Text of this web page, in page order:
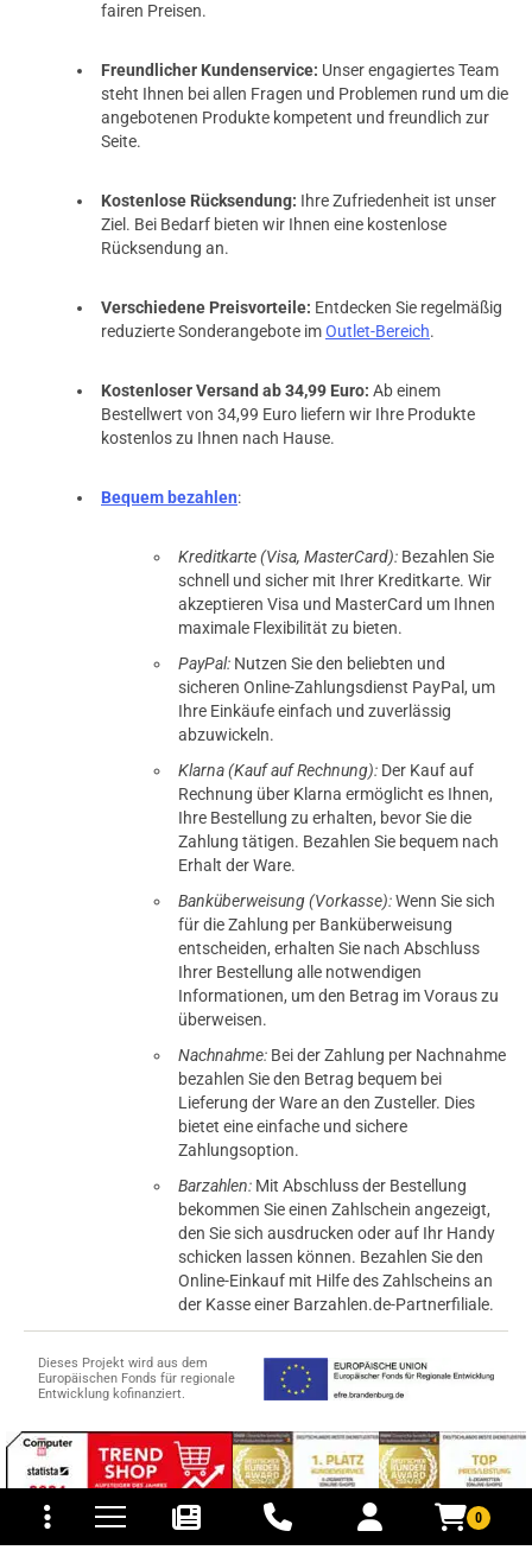
0
und Versandkosten
fairen Preisen.
Freundlicher Kundenservice: Unser engagiertes Team
steht Ihnen bei allen Fragen und Problemen rund um die
angebotenen Produkte kompetent und freundlich zur
Seite.
Kostenlose Rücksendung: Ihre Zufriedenheit ist unser
Ziel. Bei Bedarf bieten wir Ihnen eine kostenlose
Rücksendung an.
Verschiedene Preisvorteile: Entdecken Sie regelmäßig
reduzierte Sonderangebote imOutlet-Bereich.
Kostenloser Versand ab 34,99 Euro: Ab einem
Bestellwert von 34,99 Euro liefern wir Ihre Produkte
kostenlos zu Ihnen nach Hause.
Bequem bezahlen:
Kreditkarte (Visa, MasterCard): Bezahlen Sie
schnell und sicher mit Ihrer Kreditkarte. Wir
akzeptieren Visa und MasterCard um Ihnen
maximale Flexibilität zu bieten.
PayPal: Nutzen Sie den beliebten und
sicheren Online-Zahlungsdienst PayPal, um
Ihre Einkäufe einfach und zuverlässig
abzuwickeln.
Klarna (Kauf auf Rechnung): Der Kauf auf
Rechnung über Klarna ermöglicht es Ihnen,
Ihre Bestellung zu erhalten, bevor Sie die
Zahlung tätigen. Bezahlen Sie bequem nach
Erhalt der Ware.
Banküberweisung (Vorkasse):Wenn Sie sich
für die Zahlung per Banküberweisung
entscheiden, erhalten Sie nach Abschluss
Ihrer Bestellung alle notwendigen
Informationen, um den Betrag im Voraus zu
überweisen.
Nachnahme: Bei der Zahlung per Nachnahme
bezahlen Sie den Betrag bequem bei
Lieferung der Ware an den Zusteller. Dies
bietet eine einfache und sichere
Zahlungsoption.
Barzahlen: Mit Abschluss der Bestellung
bekommen Sie einen Zahlschein angezeigt,
den Sie sich ausdrucken oder auf Ihr Handy
schicken lassen können. Bezahlen Sie den
Online-Einkauf mit Hilfe des Zahlscheins an
der Kasse einer Barzahlen.de-Partnerfiliale.
Dieses Projekt wird aus dem
Europäischen Fonds für regionale
Entwicklung kofinanziert.
© 2015-2026 PB-ViGoods GmbH